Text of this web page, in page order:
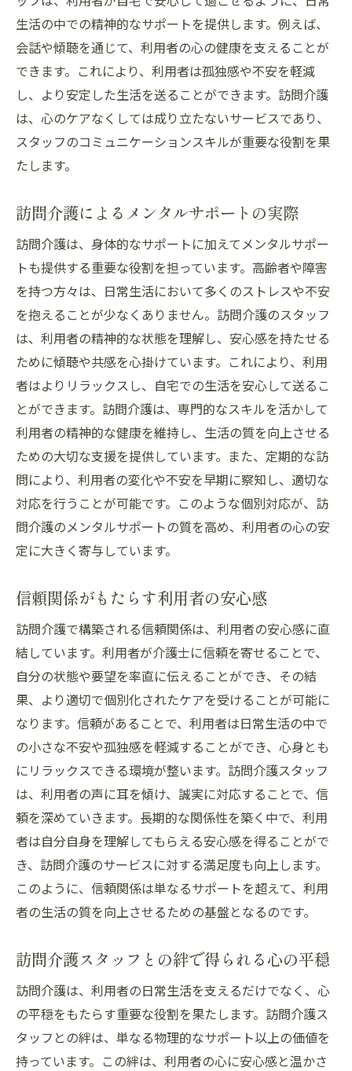
生活の中での精神的なサポートを提供します。例えば、
会話や傾聴を通じて、利用者の心の健康を支えることが
できます。これにより、利用者は孤独感や不安を軽減
し、より安定した生活を送ることができます。訪問介護
は、心のケアなくしては成り立たないサービスであり、
スタッフのコミュニケーションスキルが重要な役割を果
たします。
訪問介護によるメンタルサポートの実際
訪問介護は、身体的なサポートに加えてメンタルサポー
トも提供する重要な役割を担っています。高齢者や障害
を持つ方々は、日常生活において多くのストレスや不安
を抱えることが少なくありません。訪問介護のスタッフ
は、利用者の精神的な状態を理解し、安心感を持たせる
ために傾聴や共感を心掛けています。これにより、利用
者はよりリラックスし、自宅での生活を安心して送るこ
とができます。訪問介護は、専門的なスキルを活かして
利用者の精神的な健康を維持し、生活の質を向上させる
ための大切な支援を提供しています。また、定期的な訪
問により、利用者の変化や不安を早期に察知し、適切な
対応を行うことが可能です。このような個別対応が、訪
問介護のメンタルサポートの質を高め、利用者の心の安
定に大きく寄与しています。
信頼関係がもたらす利用者の安心感
訪問介護で構築される信頼関係は、利用者の安心感に直
結しています。利用者が介護士に信頼を寄せることで、
自分の状態や要望を率直に伝えることができ、その結
果、より適切で個別化されたケアを受けることが可能に
なります。信頼があることで、利用者は日常生活の中で
の小さな不安や孤独感を軽減することができ、心身とも
にリラックスできる環境が整います。訪問介護スタッフ
は、利用者の声に耳を傾け、誠実に対応することで、信
頼を深めていきます。長期的な関係性を築く中で、利用
者は自分自身を理解してもらえる安心感を得ることがで
き、訪問介護のサービスに対する満足度も向上します。
このように、信頼関係は単なるサポートを超えて、利用
者の生活の質を向上させるための基盤となるのです。
訪問介護スタッフとの絆で得られる心の平穏
訪問介護は、利用者の日常生活を支えるだけでなく、心
の平穏をもたらす重要な役割を果たします。訪問介護ス
タッフとの絆は、単なる物理的なサポート以上の価値を
持っています。この絆は、利用者の心に安心感と温かさ